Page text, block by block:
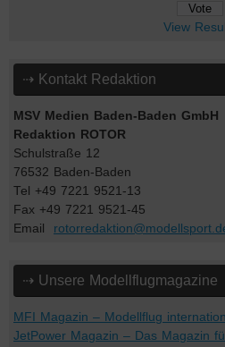
View
⇢ Kontakt Redaktion
MSV Medien Baden-Baden GmbH
Redaktion ROTOR
Schulstraße 12
76532 Baden-Baden
Tel +49 7221 9521-13
Fax +49 7221 9521-45
Email
⇢ Unsere Modellflugmagazine
MFI Magazin – Modellflug
JetPower Magazin – Das Magazin